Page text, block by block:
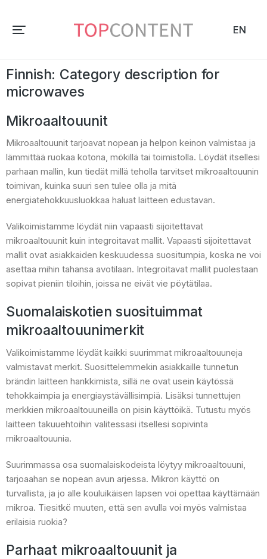
EN
Finnish: Category description for
microwaves
Mikroaaltouunit
Mikroaaltouunit tarjoavat nopean ja helpon keinon valmistaa ja
lämmittää ruokaa kotona, mökillä tai toimistolla. Löydät itsellesi
parhaan mallin, kun tiedät millä teholla tarvitset mikroaaltouunin
toimivan, kuinka suuri sen tulee olla ja mitä
energiatehokkuusluokkaa haluat laitteen edustavan.
Valikoimistamme löydät niin vapaasti sijoitettavat
mikroaaltouunit kuin integroitavat mallit. Vapaasti sijoitettavat
mallit ovat asiakkaiden keskuudessa suositumpia, koska ne voi
asettaa mihin tahansa avotilaan. Integroitavat mallit puolestaan
sopivat pieniin tiloihin, joissa ne eivät vie pöytätilaa.
Suomalaiskotien suosituimmat
mikroaaltouunimerkit
Valikoimistamme löydät kaikki suurimmat mikroaaltouuneja
valmistavat merkit. Suosittelemmekin asiakkaille tunnetun
brändin laitteen hankkimista, sillä ne ovat usein käytössä
tehokkaimpia ja energiaystävällisimpiä. Lisäksi tunnettujen
merkkien mikroaaltouuneilla on pisin käyttöikä. Tutustu myös
laitteen takuuehtoihin valitessasi itsellesi sopivinta
mikroaaltouunia.
Suurimmassa osa suomalaiskodeista löytyy mikroaaltouuni,
tarjoaahan se nopean avun arjessa. Mikron käyttö on
turvallista, ja jo alle kouluikäisen lapsen voi opettaa käyttämään
mikroa. Tiesitkö muuten, että sen avulla voi myös valmistaa
erilaisia ruokia?
Parhaat mikroaaltouunit ja